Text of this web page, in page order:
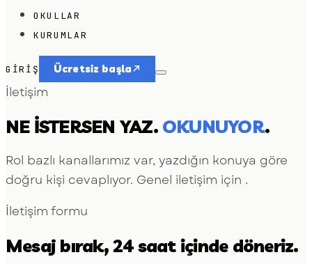
OKULLAR
KURUMLAR
GIRIŞ Ücretsiz başla
İletişim
NE ISTERSEN YAZ. OKUNUYOR.
Rol bazlı kanallarımız var, yazdığın konuya göre
doğru kişi cevaplıyor. Genel iletişim için .
İletişim formu
Mesaj bırak, 24 saat içinde döneriz.